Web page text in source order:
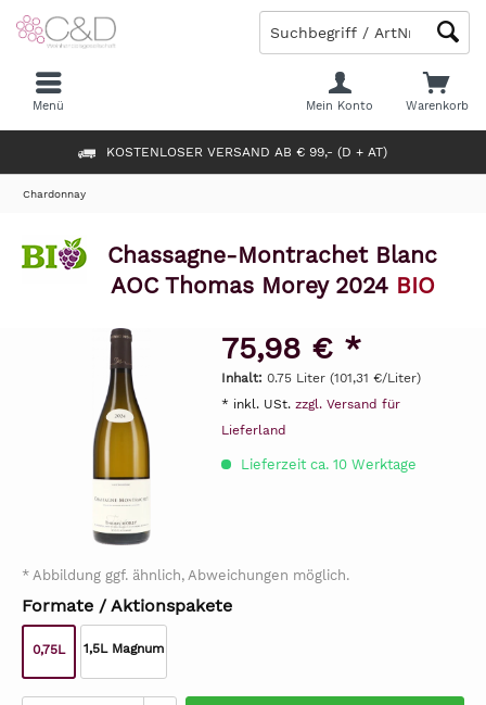
KOSTENLOSER VERSAND AB € 99,- (D + AT)
Warenkorb
Mein Konto
Menü
Chardonnay
Chassagne-Montrachet Blanc
AOC Thomas Morey 2024 BIO
75,98 € *
Inhalt: 0.75 Liter (101,31 €/Liter)
* inkl. USt. zzgl. Versand für
Lieferland
Lieferzeit ca. 10 Werktage
* Abbildung ggf. ähnlich, Abweichungen möglich.
Formate / Aktionspakete
0,75L 1,5L Magnum